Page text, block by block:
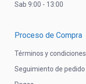
Sab 9:00 - 13:00
Proceso de Compra
Términos y condiciones
Seguimiento de pedido